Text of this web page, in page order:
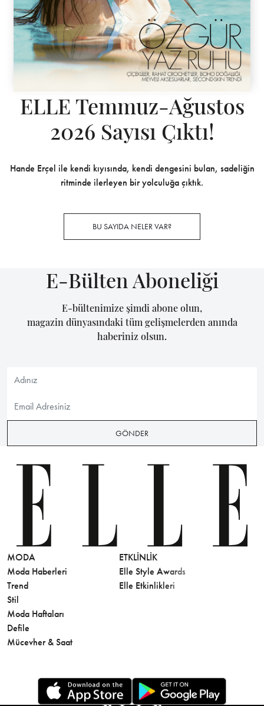
ELLE Temmuz-Ağustos
2026 Sayısı Çıktı!
Hande Erçel ile kendi kıyısında, kendi dengesini bulan, sadeliğin
ritminde ilerleyen bir yolculuğa çıktık.
BU SAYIDA NELER VAR?
E-Bülten Aboneliği
E-bültenimize şimdi abone olun,
magazin dünyasındaki tüm gelişmelerden anında
haberiniz olsun.
GÖNDER
MODA
Moda Haberleri
Trend
Stil
Moda Haftaları
Defile
Mücevher & Saat
ETKLINLIK
Elle Style Awards
Elle Etkinlikleri